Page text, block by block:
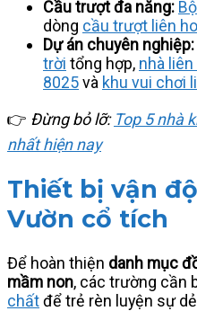
Cầu trượt đa năng:
dòng cầu trượt liên
Dự án chuyên nghiệp:
trời tổng hợp, nhà liên
8025và khu vui chơi
👉 Đừng bỏ lỡ: Top 5 nhà
nhất hiện nay
Thiết bị vận
Vườn cổ tích
Để hoàn thiện danh mục
mầm non, các trường cần
chấtđể trẻ rèn luyện sự